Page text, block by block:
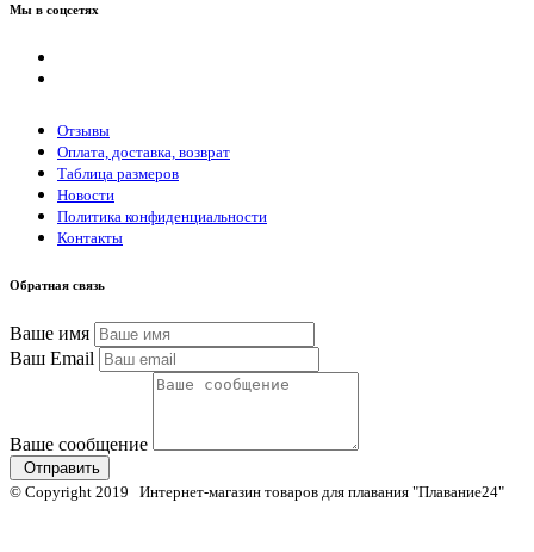
Мы в соцсетях
Отзывы
Оплата, доставка, возврат
Таблица размеров
Новости
Политика конфиденциальности
Контакты
Обратная связь
Ваше имя
Ваш Email
Ваше сообщение
Отправить
© Copyright 2019 Интернет-магазин товаров для плавания "Плавание24"